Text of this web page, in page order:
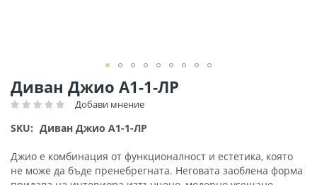
Диван Джио А1-1-ЛР
Рейтинг: Добави мнение
SKU Диван Джио А1-1-ЛР
Джио е комбинация от функционалност и естетика, която
не може да бъде пренебрегната. Неговата заоблена форма
Преминете
към
началото
на
галерия
със
снимки